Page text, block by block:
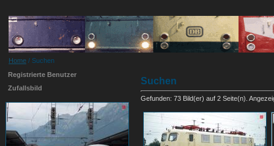
Home / Suchen
Registrierte Benutzer
Zufallsbild
Suchen
Gefunden: 73 Bild(er) auf 2 Seite(n).